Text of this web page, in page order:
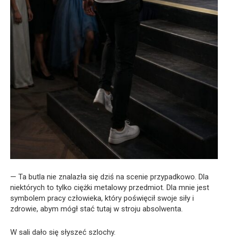
— Ta butla nie znalazła się dziś na scenie przypadkowo. Dla
niektórych to tylko ciężki metalowy przedmiot. Dla mnie jest
symbolem pracy człowieka, który poświęcił swoje siły i
zdrowie, abym mógł stać tutaj w stroju absolwenta.
W sali dało się słyszeć szlochy.